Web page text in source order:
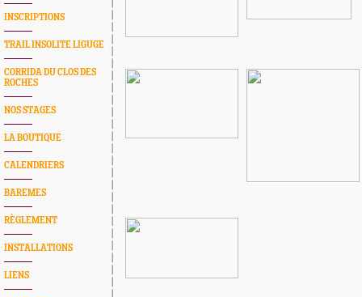
INSCRIPTIONS
TRAIL INSOLITE LIGUGE
CORRIDA DU CLOS DES
ROCHES
NOS STAGES
LA BOUTIQUE
CALENDRIERS
BAREMES
RÈGLEMENT
INSTALLATIONS
LIENS